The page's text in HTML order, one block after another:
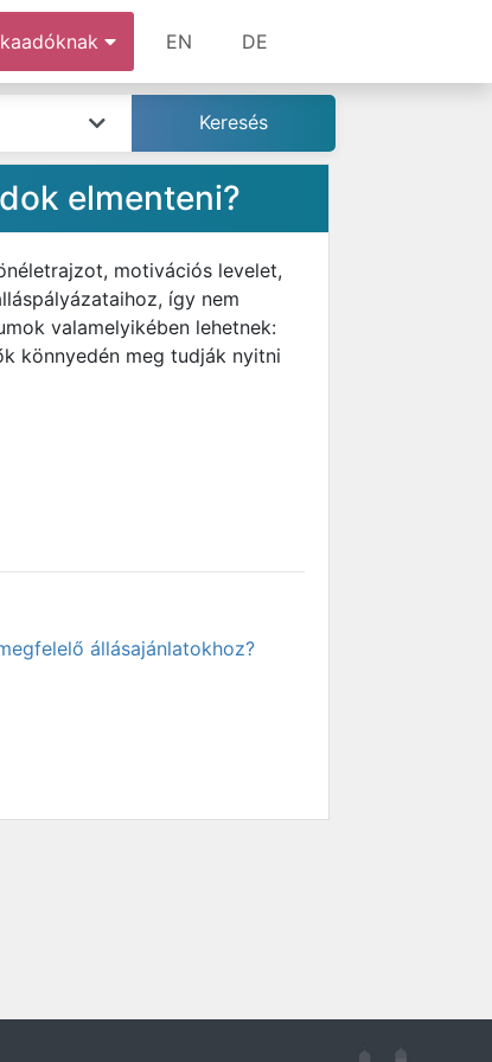
EN DE
elmenteni?
motivációs levelet,
így nem
valamelyikében lehetnek:
könnyedén meg tudják nyitni
állásajánlatokhoz?